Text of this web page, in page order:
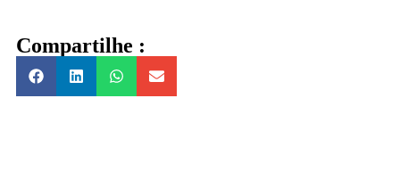
Compartilhe :